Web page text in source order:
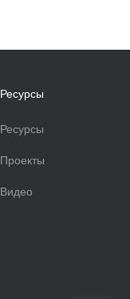
Ресурсы
Ресурсы
Проекты
Видео